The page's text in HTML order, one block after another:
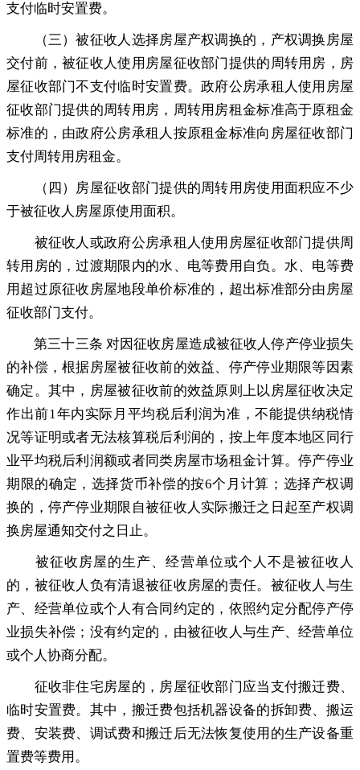
支付临时安置费。
（三）被征收人选择房屋产权调换的 ， 产权调换房屋
交付前，被征收人使用房屋征收部门提供的周转用房 ， 房
屋征收部门不支付临时安置费。政府公房承租人使用房屋
征收部门提供的周转用房 ， 周转用房租金标准高于原租金
标准的，由政府公房承租人按原租金标准向房屋征收部门
支付周转用房租金。
（四）房屋征收部门提供的周转用房使用面积应不少
于被征收人房屋原使用面积。
被征收人或政府公房承租人使用房屋征收部门提供周
转用房的 ，过渡期限内的水、电等费用自负。水、电等费
用超过原征收房屋地段单价标准的 ， 超出标准部分由房屋
征收部门支付。
第三十三条 对因征收房屋造成被征收人停产停业损失
的补偿，根据房屋被征收前的效益、停产停业期限等因素
确定。其中 ， 房屋被征收前的效益原则上以房屋征收决定
作出前1年内实际月平均税后利润为准，不能提供纳税情
况等证明或者无法核算税后利润的 ， 按上年度本地区同行
业平均税后利润额或者同类房屋市场租金计算。停产停业
期限的确定 ， 选择货币补偿的按6个月计算；选择产权调
换的 ， 停产停业期限自被征收人实际搬迁之日起至产权调
换房屋通知交付之日止。
被征收房屋的生产、经营单位或个人不是被征收人
的 ， 被征收人负有清退被征收房屋的责任。被征收人与生
产、经营单位或个人有合同约定的 ， 依照约定分配停产停
业损失补偿；没有约定的 ， 由被征收人与生产、经营单位
或个人协商分配。
征收非住宅房屋的 ， 房屋征收部门应当支付搬迁费、
临时安置费。其中 ， 搬迁费包括机器设备的拆卸费、搬运
费、安装费、调试费和搬迁后无法恢复使用的生产设备重
置费等费用。